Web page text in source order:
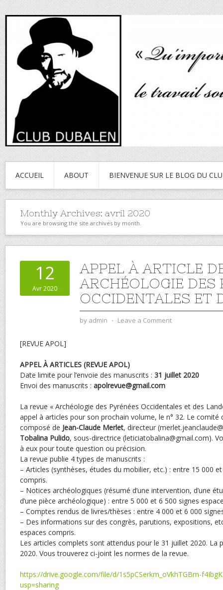
ACCUEIL ABOUT BIENVENUE SUR LE BLOG DU
Monthly Archives: avril 2020
You are browsing the site archives by month.
12
Avr 2020
APPEL À ARTICLE
ARCHÉOLOGIE DES
OCCIDENTALES ET
by admin ⋅ Leave a Comment
[REVUE APOL]
APPEL À ARTICLES (REVUE APOL)
Date limite pour l’envoie des manuscrits : 31 juillet 2020
Envoi des manuscrits : apolrevue@gmail.com
La revue « Archéologie des Pyrénées Occidentales et des
appel à articles pour son prochain volume, le n° 32. Le comité
composé de Jean-Claude Merlet, directeur
Tobalina Pulido, sous-directrice (leticiatobalina@gmail.com).
à eux pour toute question ou précision.
La revue publie 4 types de manuscrits :
– Articles (synthèses, études du mobilier, etc.) : entre 15 000
compris.
– Notices archéologiques (résumé d’une intervention, d’une
d’une pièce archéologique) : entre 5 000 et 6 500 signes
– Comptes rendus de livres/thèses : entre 4 000 et 6 000
– Des informations sur des congrès, parutions, expositions,
espaces compris.
Les articles complets sont attendus pour le 31 juillet 2020. La
2020. Vous trouverez ci-joint les normes de la revue.
https://drive.google.com/file/d/1s5pCSerkm_oVkhTGBm-
usp=sharing